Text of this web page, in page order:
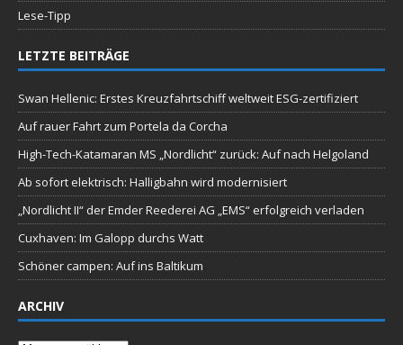
Lese-Tipp
LETZTE BEITRÄGE
Swan Hellenic: Erstes Kreuzfahrtschiff weltweit ESG-zertifiziert
Auf rauer Fahrt zum Portela da Corcha
High-Tech-Katamaran MS „Nordlicht“ zurück: Auf nach Helgoland
Ab sofort elektrisch: Halligbahn wird modernisiert
„Nordlicht II“ der Emder Reederei AG „EMS“ erfolgreich verladen
Cuxhaven: Im Galopp durchs Watt
Schöner campen: Auf ins Baltikum
ARCHIV